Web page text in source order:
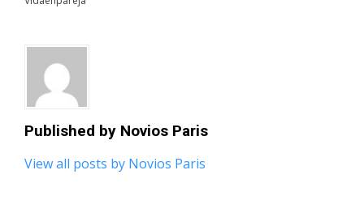
Published by Novios Paris
View all posts by Novios Paris